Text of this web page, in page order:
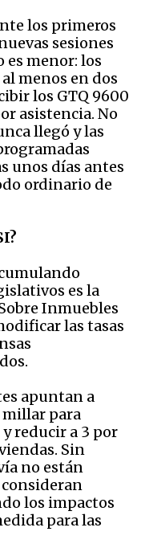
los primeros
sesiones
es menor: los
menos en dos
los GTQ 9600
asistencia. No
llegó y las
unos días antes
ordinario de
es la
Inmuebles
las tasas
apuntan a
millar para
reducir a 3 por
Sin
no están
los impactos
para las